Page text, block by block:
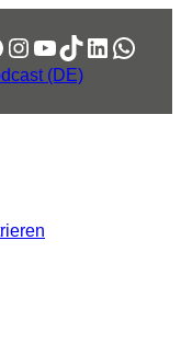
Instagram
YouTube
TikTok
LinkedIn
(DE)